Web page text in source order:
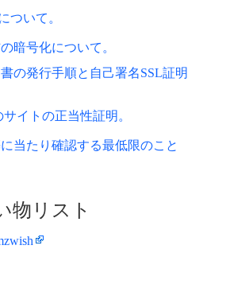
ついて。
暗号化について。
の発行手順と自己署名SSL証明
イトの正当性証明。
当たり確認する最低限のこと
物リスト